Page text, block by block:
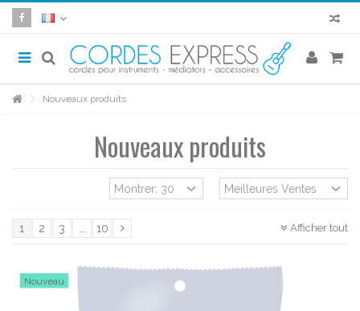
Nouveaux produits
Nouveaux produits
Afficher tout
1 2 3 10
Nouveau